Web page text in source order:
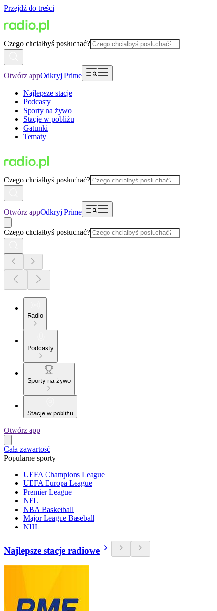
Przejdź do treści
Czego chciałbyś posłuchać?
Otwórz appOdkryj Prime
Najlepsze stacje
Podcasty
Sporty na żywo
Stacje w pobliżu
Gatunki
Tematy
Czego chciałbyś posłuchać?
Otwórz appOdkryj Prime
Czego chciałbyś posłuchać?
Radio
Podcasty
Sporty na żywo
Stacje w pobliżu
Otwórz app
Cała zawartość
Popularne sporty
UEFA Champions League
UEFA Europa League
Premier League
NFL
NBA Basketball
Major League Baseball
NHL
Najlepsze stacje radiowe